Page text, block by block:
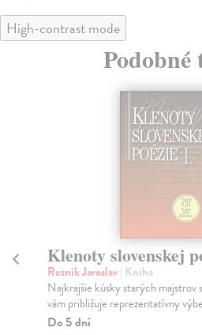
High-contrast mode
Klenoty slovenskej
Rezník Jaroslav| Kniha
Najkrajšie kúsky starých majstrov
vám približuje reprezentatívny
Do 5 dní